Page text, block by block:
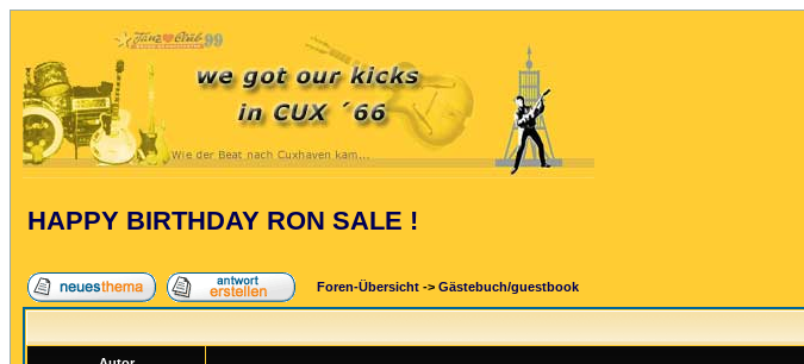
HAPPY BIRTHDAY RON SALE !
Foren-Übersicht -> Gästebuch/guestbook